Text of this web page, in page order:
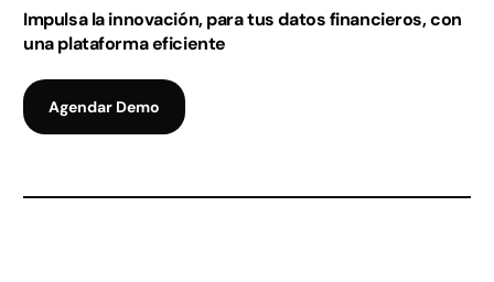
Impulsa la innovación, para tus datos financieros, con
una plataforma eficiente
Agendar Demo